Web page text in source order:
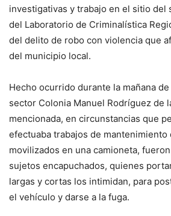
investigativas y trabajo en el sitio del
del Laboratorio de Criminalística
del delito de robo con violencia que
del municipio local.
Hecho ocurrido durante la mañana
sector Colonia Manuel Rodríguez de
mencionada, en circunstancias que
efectuaba trabajos de mantenimiento
movilizados en una camioneta,
sujetos encapuchados, quienes
largas y cortas los intimidan, para
el vehículo y darse a la fuga.